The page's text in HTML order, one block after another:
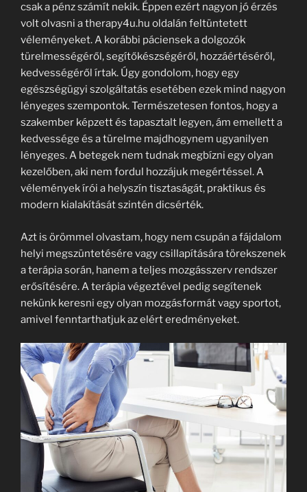
csak a pénz számít nekik. Éppen ezért nagyon jó érzés
volt olvasni a therapy4u.hu oldalán feltüntetett
véleményeket. A korábbi páciensek a dolgozók
türelmességéről, segítőkészségéről, hozzáértéséről,
kedvességéről írtak. Úgy gondolom, hogy egy
egészségügyi szolgáltatás esetében ezek mind nagyon
lényeges szempontok. Természetesen fontos, hogy a
szakember képzett és tapasztalt legyen, ám emellett a
kedvessége és a türelme majdhogynem ugyanilyen
lényeges. A betegek nem tudnak megbízni egy olyan
kezelőben, aki nem fordul hozzájuk megértéssel. A
vélemények írói a helyszín tisztaságát, praktikus és
modern kialakítását szintén dicsérték.
Azt is örömmel olvastam, hogy nem csupán a fájdalom
helyi megszüntetésére vagy csillapítására törekszenek
a terápia során, hanem a teljes mozgásszerv rendszer
erősítésére. A terápia végeztével pedig segítenek
nekünk keresni egy olyan mozgásformát vagy sportot,
amivel fenntarthatjuk az elért eredményeket.